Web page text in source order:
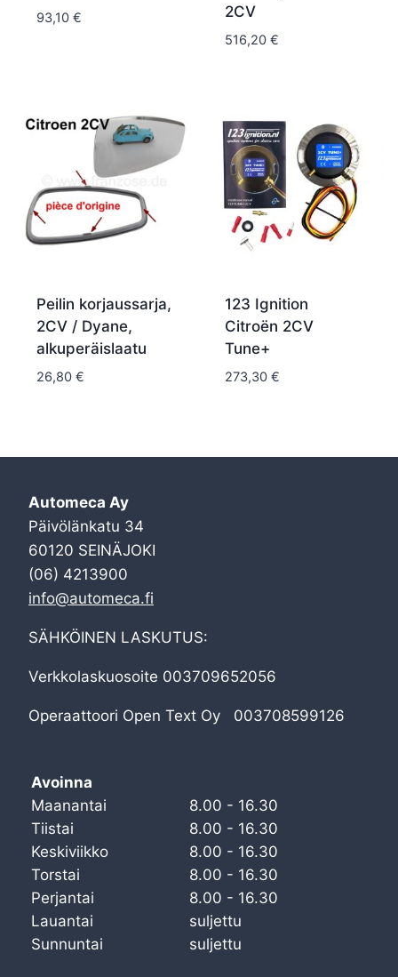
93,10 €
2CV
516,20 €
Peilin korjaussarja,
2CV / Dyane,
alkuperäislaatu
26,80 €
123 Ignition
Citroën 2CV
Tune+
273,30 €
Automeca Ay
Päivölänkatu 34
60120 SEINÄJOKI
(06) 4213900
info@automeca.fi
SÄHKÖINEN LASKUTUS:
Verkkolaskuosoite 003709652056
Operaattoori Open Text Oy 003708599126
Avoinna
Maanantai
8.00 - 16.30
Tiistai
8.00 - 16.30
Keskiviikko
8.00 - 16.30
Torstai
8.00 - 16.30
Perjantai
8.00 - 16.30
Lauantai
suljettu
Sunnuntai
suljettu